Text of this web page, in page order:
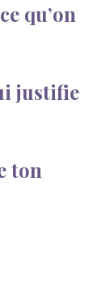
qu’on
justifie
ton